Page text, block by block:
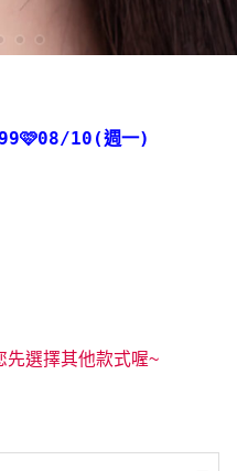
10(週一)
先選擇其他款式喔~